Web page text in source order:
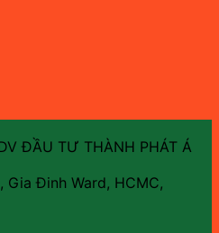
ĐẦU TƯ THÀNH PHÁT Á
Gia Đinh Ward, HCMC,